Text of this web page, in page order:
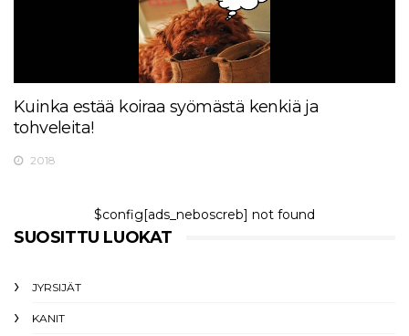
Kuinka estää koiraa syömästä kenkiä ja
tohveleita!
2018
$config[ads_neboscreb] not found
SUOSITTU LUOKAT
JYRSIJÄT
KANIT